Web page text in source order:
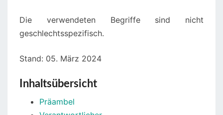
Die verwendeten Begriffe sind nicht
geschlechtsspezifisch.
Stand: 05. März 2024
Inhaltsübersicht
Präambel